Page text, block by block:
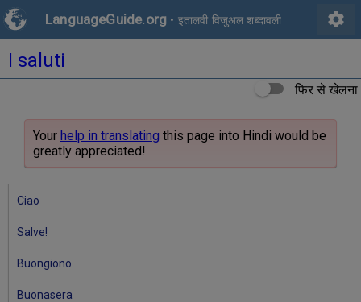
LanguageGuide.org • इतालवी विजुअल शब्दावली settings
I saluti
फिर से खेलना
Your help in translating this page into Hindi would be
greatly appreciated!
Ciao
Salve!
Buongiono
Buonasera